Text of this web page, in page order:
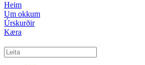
Heim
Um okkum
Úrskurðir
Kæra